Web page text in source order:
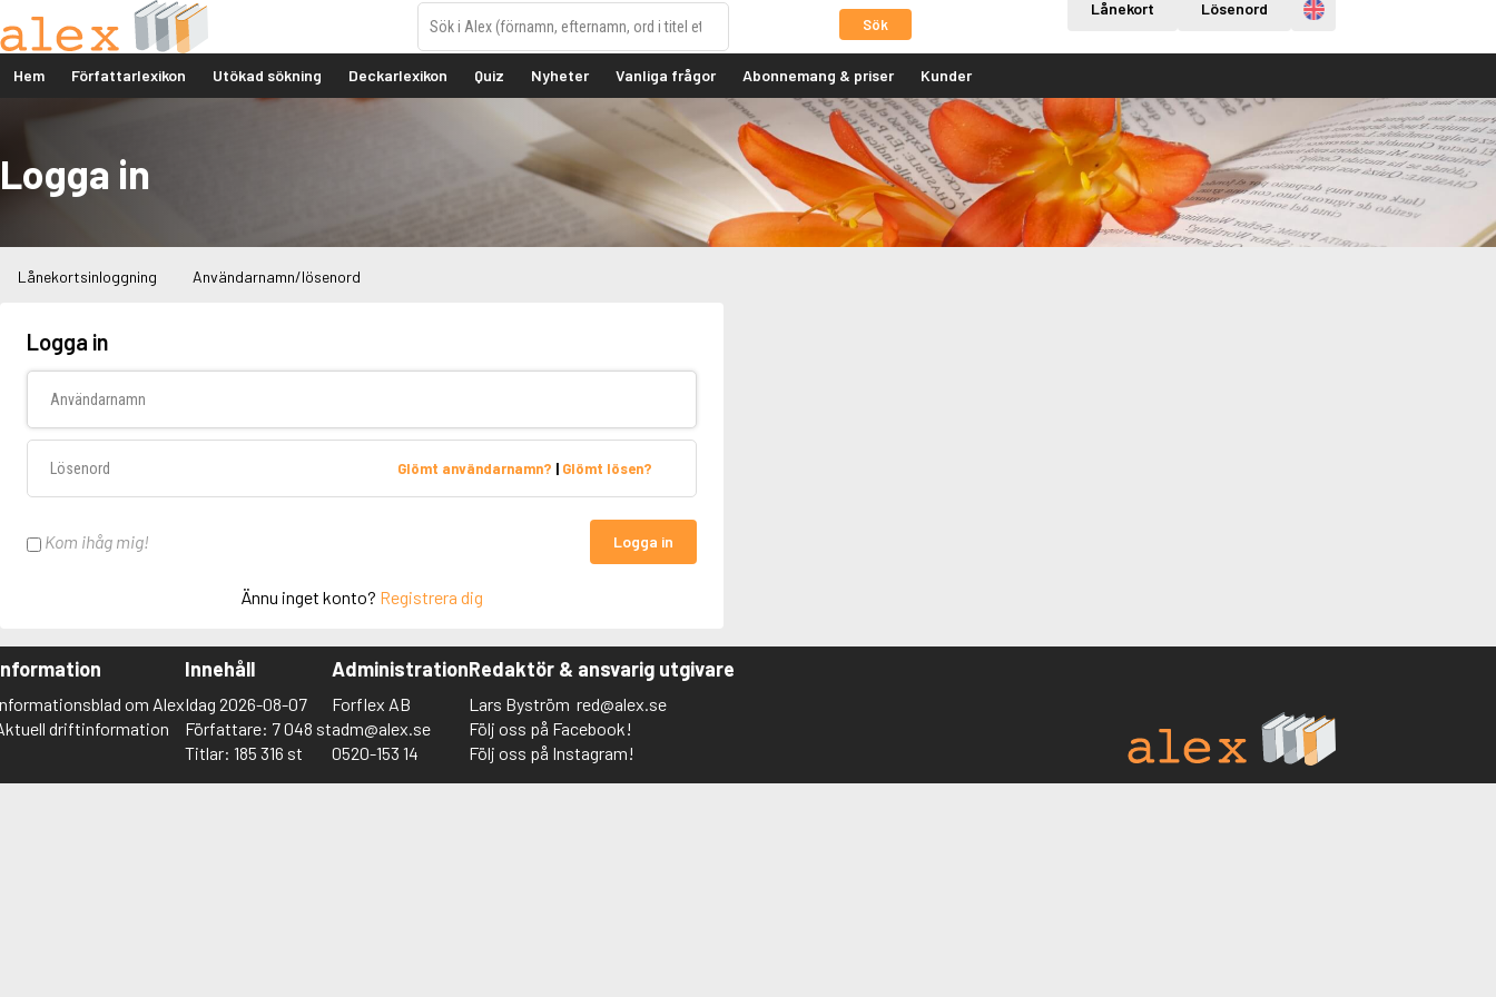
Sök
Lånekort Lösenord Engelska
Hem Författarlexikon Utökad sökning Deckarlexikon Quiz Nyheter Vanliga frågor Abonnemang & priser Kunder
Logga in
Lånekortsinloggning Användarnamn/lösenord
Logga in
Glömt användarnamn? | Glömt lösen?
Kom ihåg mig! Logga in
Ännu inget konto? Registrera dig
om Alex
driftinformation
Innehåll
Idag 2026-08-07
Författare: 7 048 st
Titlar: 185 316 st
Administration
Forflex AB
adm@alex.se
0520-153 14
Redaktör & ansvarig utgivare
Lars Byström red@alex.se
Följ oss på Facebook!
Följ oss på Instagram!